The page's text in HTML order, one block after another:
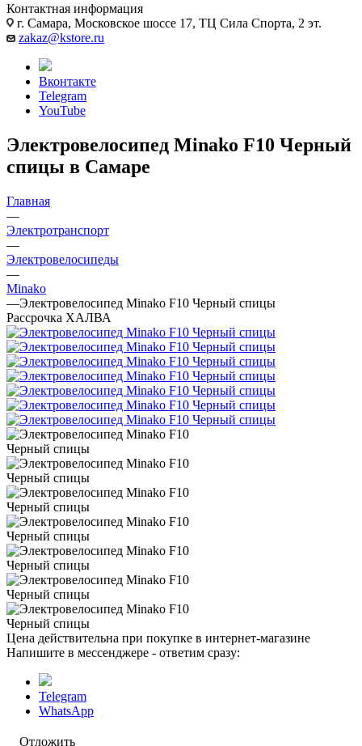
Контактная информация
г. Самара, Московское шоссе 17, ТЦ Сила Спорта, 2 эт.
zakaz@kstore.ru
Вконтакте
Telegram
YouTube
Электровелосипед Minako F10 Черный
спицы в Самаре
Главная
—
Электротранспорт
—
Электровелосипеды
—
Minako
—Электровелосипед Minako F10 Черный спицы
Рассрочка ХАЛВА
Цена действительна при покупке в интернет-магазине
Напишите в мессенджере - ответим сразу:
Telegram
WhatsApp
Отложить